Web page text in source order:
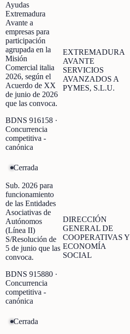
Ayudas
Extremadura
Avante a
empresas para
participación
agrupada en la
Misión
Comercial italia
2026, según el
Acuerdo de XX
de junio de 2026
que las convoca.
BDNS 916158 ·
Concurrencia
competitiva -
canónica
EXTREMADURA
AVANTE
SERVICIOS
AVANZADOS A
PYMES, S.L.U.
Cerrada
Sub. 2026 para
funcionamiento
de las Entidades
Asociativas de
Autónomos
(Línea II)
S/Resolución de
5 de junio que las
convoca.
BDNS 915880 ·
Concurrencia
competitiva -
canónica
DIRECCIÓN
GENERAL DE
COOPERATIVAS Y
ECONOMÍA
SOCIAL
Cerrada